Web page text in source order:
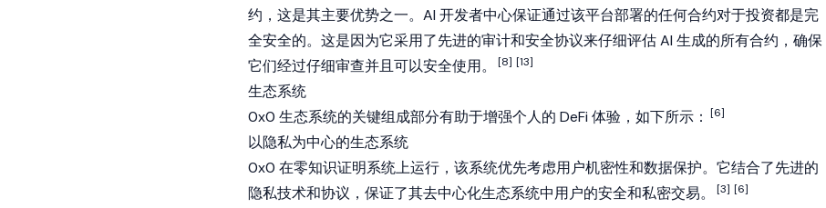
约，这是其主要优势之一。AI 开发者中心保证通过该平台部署的任何合约对于投资都是完
全安全的。这是因为它采用了先进的审计和安全协议来仔细评估 AI 生成的所有合约，确保
它们经过仔细审查并且可以安全使用。
[8] [13]
生态系统
0x0 生态系统的关键组成部分有助于增强个人的 DeFi 体验，如下所示： [6]
以隐私为中心的生态系统
0x0 在零知识证明系统上运行，该系统优先考虑用户机密性和数据保护。它结合了先进的
隐私技术和协议，保证了其去中心化生态系统中用户的安全和私密交易。
[3] [6]